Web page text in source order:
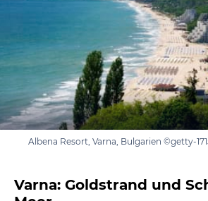
Albena Resort, Varna, Bulgarien ©getty-
Varna: Goldstrand und